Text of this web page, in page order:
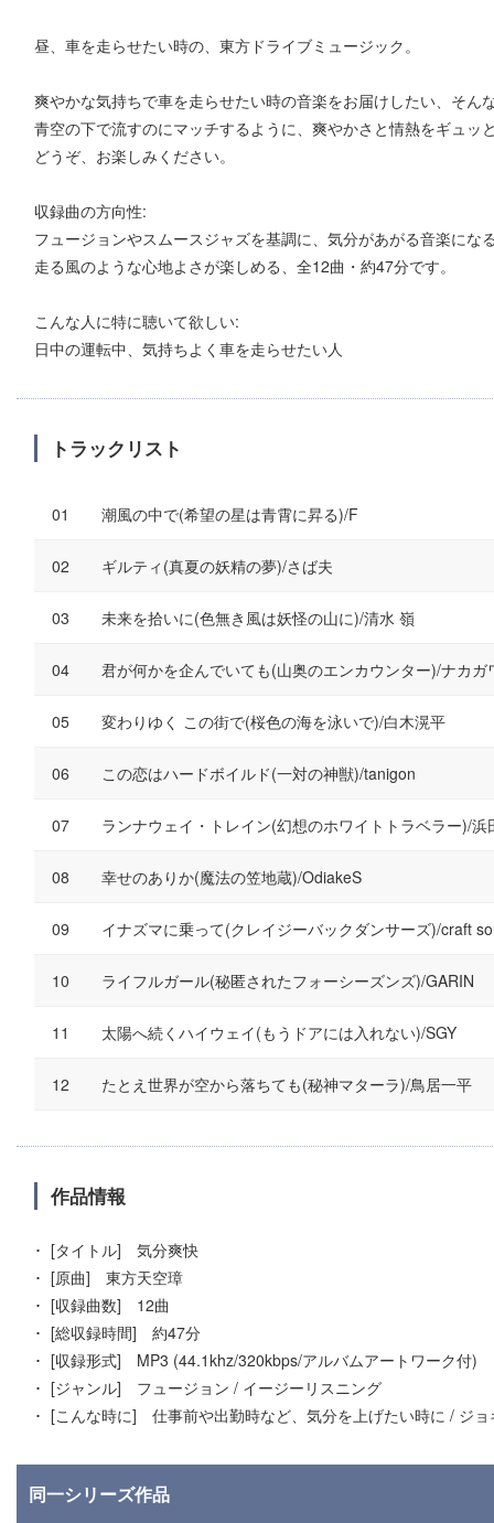
昼、車を走らせたい時の、東方ドライブミュージック。
爽やかな気持ちで車を走らせたい時の音楽をお届けしたい、そん
青空の下で流すのにマッチするように、爽やかさと情熱をギュッ
どうぞ、お楽しみください。
収録曲の方向性:
フュージョンやスムースジャズを基調に、気分があがる音楽に
走る風のような心地よさが楽しめる、全12曲・約47分です。
こんな人に特に聴いて欲しい:
日中の運転中、気持ちよく車を走らせたい人
トラックリスト
潮風の中で(希望の星は青霄に昇る)/F
ギルティ(真夏の妖精の夢)/さば夫
未来を拾いに(色無き風は妖怪の山に)/清水 嶺
君が何かを企んでいても(山奥のエンカウンター)/ナカ
変わりゆく この街で(桜色の海を泳いで)/白木滉平
この恋はハードボイルド(一対の神獣)/tanigon
ランナウェイ・トレイン(幻想のホワイトトラベラー)/
幸せのありか(魔法の笠地蔵)/OdiakeS
イナズマに乗って(クレイジーバックダンサーズ)/craft
ライフルガール(秘匿されたフォーシーズンズ)/GARIN
太陽へ続くハイウェイ(もうドアには入れない)/SGY
たとえ世界が空から落ちても(秘神マターラ)/鳥居一平
作品情報
[タイトル] 気分爽快
[原曲] 東方天空璋
[収録曲数] 12曲
[総収録時間] 約47分
[収録形式] MP3 (44.1khz/320kbps/アルバムアートワーク付)
[ジャンル] フュージョン / イージーリスニング
[こんな時に] 仕事前や出勤時など、気分を上げたい時に / ジ
同一シリーズ作品